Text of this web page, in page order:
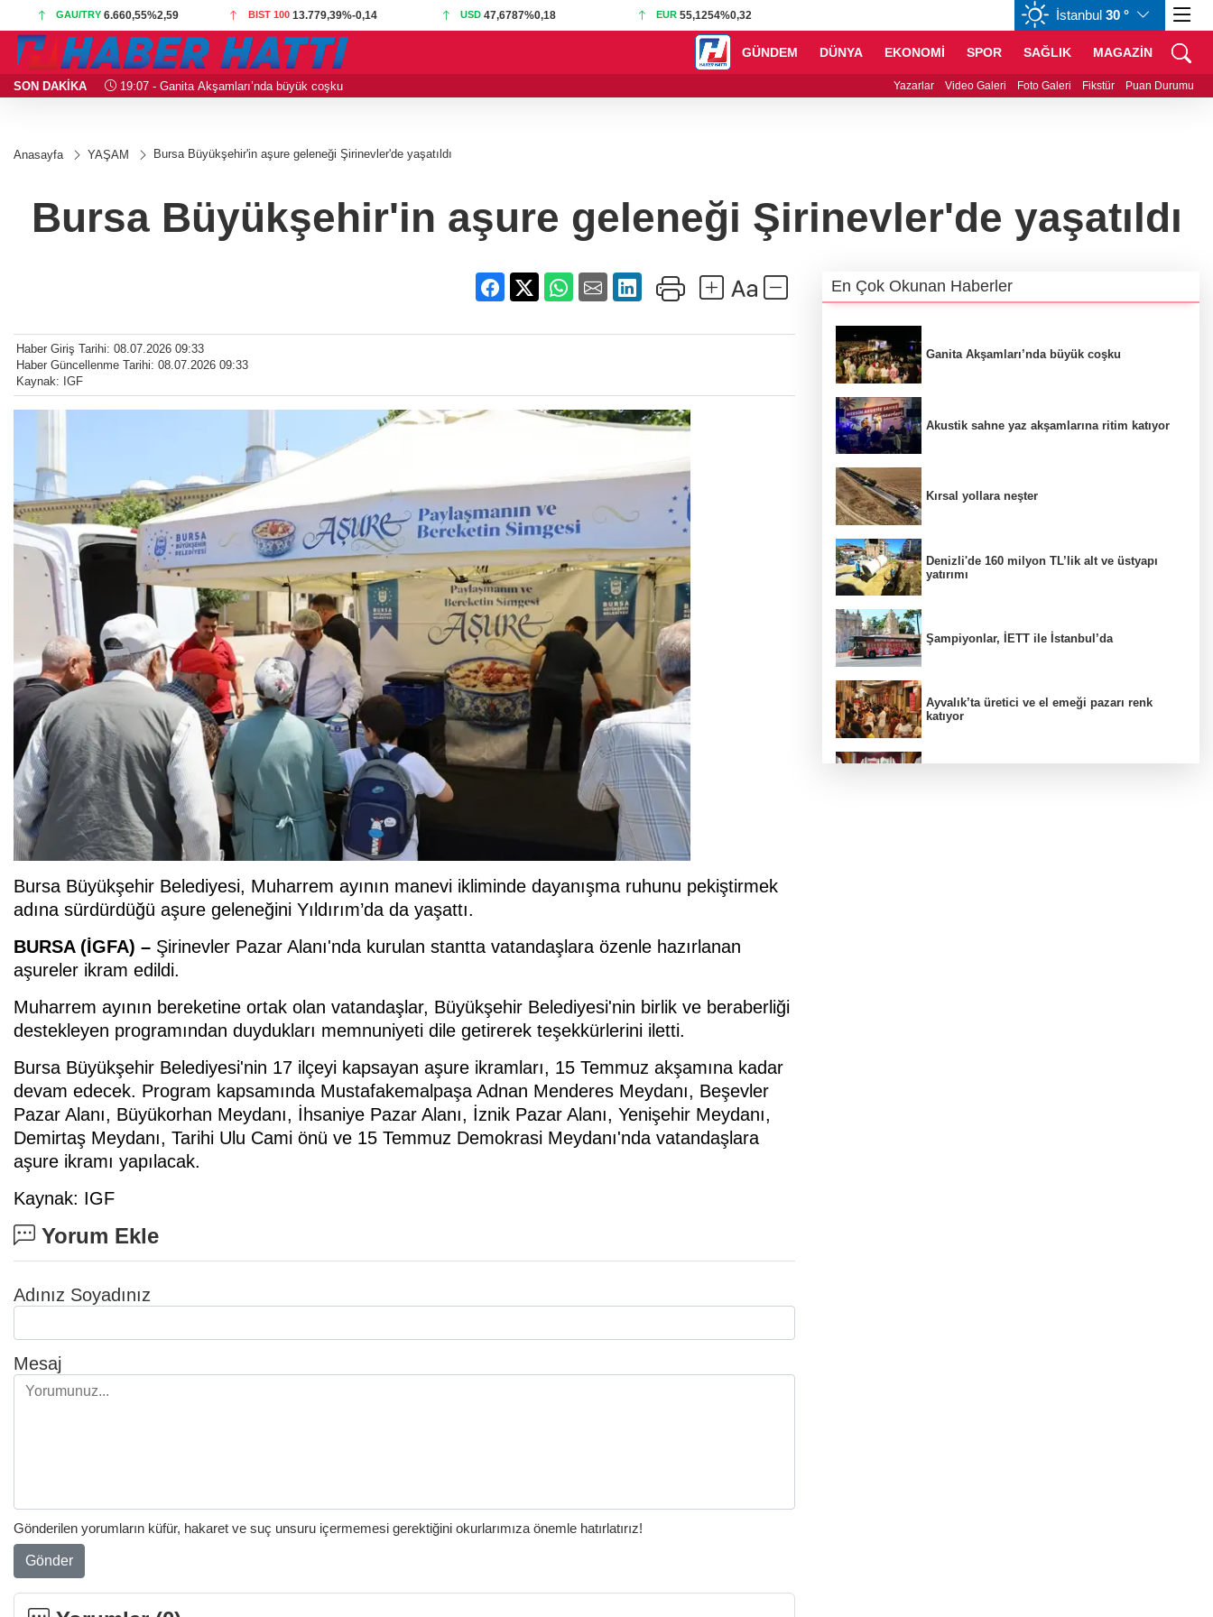
GAU/TRY 6.660,55%2,59 BIST 100 13.779,39%-0,14 USD 47,6787%0,18 EUR 55,1254%0,32 CHF 59,0083%0,82
İstanbul 30 °
GÜNDEM DÜNYA EKONOMİ SPOR SAĞLIK MAGAZİN
SON DAKİKA 19:07 - Ganita Akşamları’nda büyük coşku 18:51 - Akustik sahne yaz akşamlarına ritim katıyor
Yazarlar Video Galeri Foto Galeri Fikstür Puan Durumu
Anasayfa YAŞAM Bursa Büyükşehir'in aşure geleneği Şirinevler'de yaşatıldı
Bursa Büyükşehir'in aşure geleneği Şirinevler'de yaşatıldı
Haber Giriş Tarihi: 08.07.2026 09:33
Haber Güncellenme Tarihi: 08.07.2026 09:33
Kaynak: IGF
Bursa Büyükşehir Belediyesi, Muharrem ayının manevi ikliminde dayanışma ruhunu pekiştirmek
adına sürdürdüğü aşure geleneğini Yıldırım’da da yaşattı.
BURSA (İGFA) – Şirinevler Pazar Alanı'nda kurulan stantta vatandaşlara özenle hazırlanan
aşureler ikram edildi.
Muharrem ayının bereketine ortak olan vatandaşlar, Büyükşehir Belediyesi'nin birlik ve beraberliği
destekleyen programından duydukları memnuniyeti dile getirerek teşekkürlerini iletti.
Bursa Büyükşehir Belediyesi'nin 17 ilçeyi kapsayan aşure ikramları, 15 Temmuz akşamına kadar
devam edecek. Program kapsamında Mustafakemalpaşa Adnan Menderes Meydanı, Beşevler
Pazar Alanı, Büyükorhan Meydanı, İhsaniye Pazar Alanı, İznik Pazar Alanı, Yenişehir Meydanı,
Demirtaş Meydanı, Tarihi Ulu Cami önü ve 15 Temmuz Demokrasi Meydanı'nda vatandaşlara
aşure ikramı yapılacak.
Kaynak: IGF
Yorum Ekle
Adınız Soyadınız
Mesaj
Gönderilen yorumların küfür, hakaret ve suç unsuru içermemesi gerektiğini okurlarımıza önemle hatırlatırız!
Gönder
En Çok Okunan Haberler
Ganita Akşamları’nda büyük coşku
Akustik sahne yaz akşamlarına ritim katıyor
Kırsal yollara neşter
Denizli'de 160 milyon TL’lik alt ve üstyapı
yatırımı
Şampiyonlar, İETT ile İstanbul’da
Ayvalık’ta üretici ve el emeği pazarı renk
katıyor